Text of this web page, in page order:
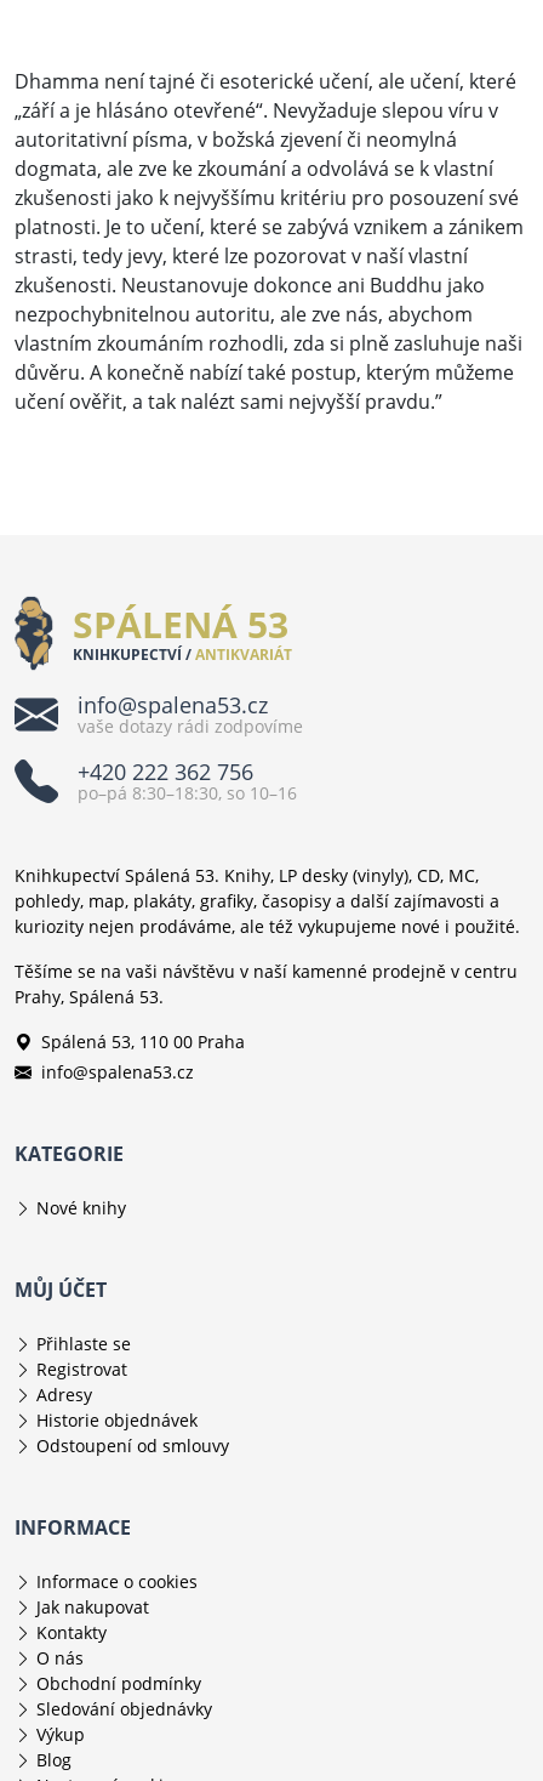
Dhamma není tajné či esoterické učení, ale učení, které
„září a je hlásáno otevřené“. Nevyžaduje slepou víru v
autoritativní písma, v božská zjevení či neomylná
dogmata, ale zve ke zkoumání a odvolává se k vlastní
zkušenosti jako k nejvyššímu kritériu pro posouzení své
platnosti. Je to učení, které se zabývá vznikem a zánikem
strasti, tedy jevy, které lze pozorovat v naší vlastní
zkušenosti. Neustanovuje dokonce ani Buddhu jako
nezpochybnitelnou autoritu, ale zve nás, abychom
vlastním zkoumáním rozhodli, zda si plně zasluhuje naši
důvěru. A konečně nabízí také postup, kterým můžeme
učení ověřit, a tak nalézt sami nejvyšší pravdu.”
SPÁLENÁ 53
KNIHKUPECTVÍ /ANTIKVARIÁT
info@spalena53.cz
vaše dotazy rádi zodpovíme
+420 222 362 756
po–pá 8:30–18:30, so 10–16
Knihkupectví Spálená 53. Knihy, LP desky (vinyly), CD, MC,
pohledy, map, plakáty, grafiky, časopisy a další zajímavosti a
kuriozity nejen prodáváme, ale též vykupujeme nové i použité.
Těšíme se na vaši návštěvu v naší kamenné prodejně v centru
Prahy, Spálená 53.
Spálená 53, 110 00 Praha
info@spalena53.cz
KATEGORIE
Nové knihy
MŮJ ÚČET
Přihlaste se
Registrovat
Adresy
Historie objednávek
Odstoupení od smlouvy
INFORMACE
Informace o cookies
Jak nakupovat
Kontakty
O nás
Obchodní podmínky
Sledování objednávky
Výkup
Blog